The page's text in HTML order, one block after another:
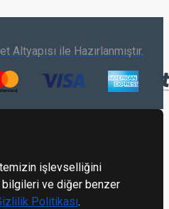
ile Hazırlanmıştır.
işlevselliğini
bilgileri ve diğer benzer
Politikası.